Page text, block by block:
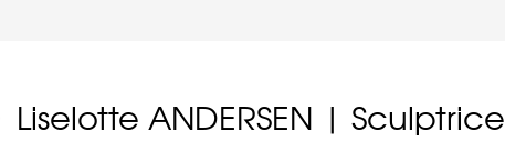
Liselotte ANDERSEN | Sculptrice